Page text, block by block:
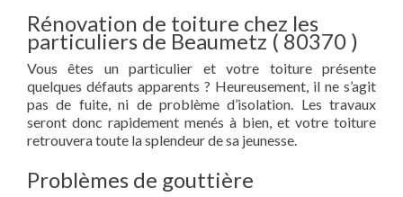
Rénovation de toiture chez les
particuliers de Beaumetz ( 80370 )
Vous êtes un particulier et votre toiture présente
quelques défauts apparents ? Heureusement, il ne s’agit
pas de fuite, ni de problème d’isolation. Les travaux
seront donc rapidement menés à bien, et votre toiture
retrouvera toute la splendeur de sa jeunesse.
Problèmes de gouttière